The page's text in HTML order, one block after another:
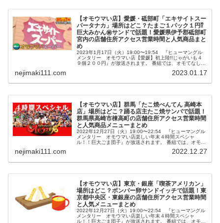
【オモウマい店】愛媛・砥部町「エキサイトスー
パータナカ」場所はどこ？たまご１パック１円⁉
巨大みかん㊙サンドで話題！愛媛県伊予郡砥部町
宮内の店舗住所アクセス営業時間と人気商品まと
め
2023年1月17日（火）19:00〜19:54 『ヒューマングル
メンタリー オモウマい店【愛媛】初上陸!!じゃがいも４
９個２００円』が放送されます。 番組では、オモてなしが
nejimaki111.com 2023.01.17
【オモウマい店】群馬「たこ焼べんてん 高崎本
店」場所はどこ？踊る店主たこ焼サンバで話題！
群馬県高崎市棟高町の店舗住所アクセス営業時間
と人気商品メニューまとめ
2022年12月27日（火）19:00〜22:54 『ヒューマングル
メンタリー オモウマい店楽しい年末４時間スペシャ
ル！！巨大ごま団子』が放送されます。 番組では、オモて
nejimaki111.com 2022.12.27
【オモウマい店】東京・銀座「喫茶アメリカン」
場所はどこ？ボンバー卵サンドイッチで話題！東
京都中央区・東銀座の店舗住所アクセス営業時間
と人気メニューまとめ
2022年12月27日（火）19:00〜22:54 『ヒューマングル
メンタリー オモウマい店楽しい年末４時間スペシャ
ル！！巨大ごま団子』が放送されます。 番組では、オモて